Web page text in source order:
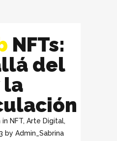
NFTs:
del
la
in NFT, Arte Digital,
by Admin_Sabrina